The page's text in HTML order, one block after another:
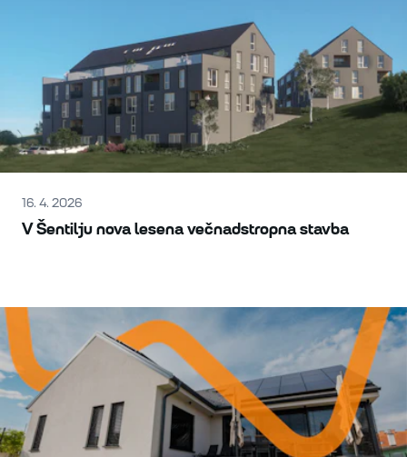
16. 4. 2026
V Šentilju nova lesena večnadstropna stavba